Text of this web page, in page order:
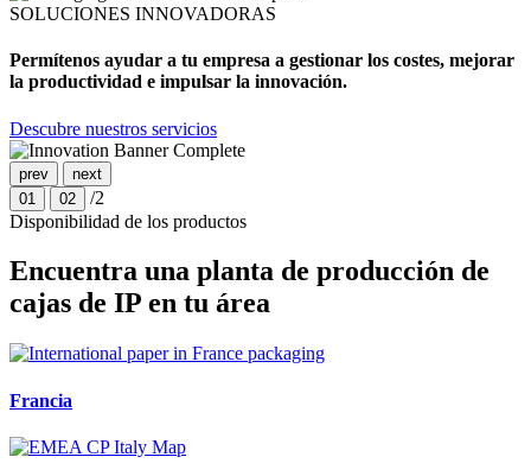
SOLUCIONES INNOVADORAS
Permítenos ayudar a tu empresa a gestionar los costes, mejorar
la productividad e impulsar la innovación.
Descubre nuestros servicios
prev
next
01
02
/2
Disponibilidad de los productos
Encuentra una planta de producción de
cajas de IP en tu área
Francia